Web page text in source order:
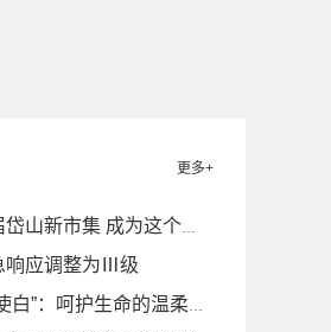
更多+
市集 成为这个双休日的“晚课”
响应调整为Ⅲ级
”：呵护生命的温柔坚守